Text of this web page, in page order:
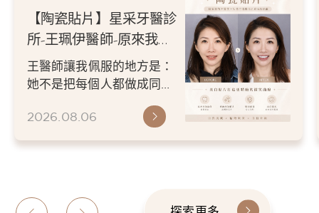
【陶瓷貼片】星采牙醫診
所-王珮伊醫師-原來我的
不愛笑，只是不喜歡自己
原本的牙齒
王醫師讓我佩服的地方是：
她不是把每個人都做成同一
更適合自己的樣子。 現...
2026.08.06